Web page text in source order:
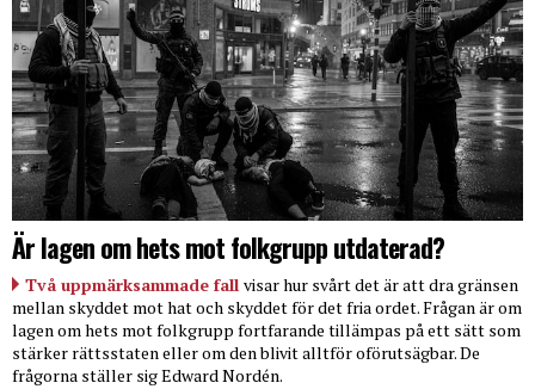
Är lagen om hets mot folkgrupp utdaterad?
Två uppmärksammade fall visar hur svårt det är att dra gränsen
mellan skyddet mot hat och skyddet för det fria ordet. Frågan är om
lagen om hets mot folkgrupp fortfarande tillämpas på ett sätt som
stärker rättsstaten eller om den blivit alltför oförutsägbar. De
frågorna ställer sig Edward Nordén.